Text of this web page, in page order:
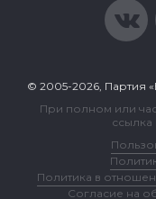
© 2005-2026, Партия
При полном или
ссылка
Политика в
Согласие на